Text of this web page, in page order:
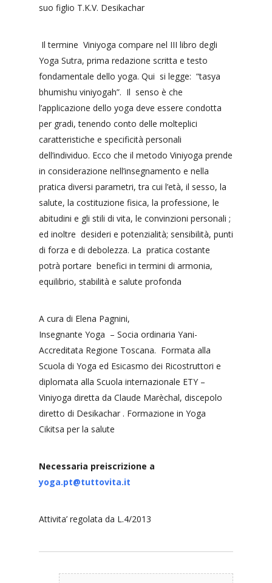
suo figlio T.K.V. Desikachar
Il termine Viniyoga compare nel III libro degli
Yoga Sutra, prima redazione scritta e testo
fondamentale dello yoga. Qui si legge: “tasya
bhumishu viniyogah”. Il senso è che
l’applicazione dello yoga deve essere condotta
per gradi, tenendo conto delle molteplici
caratteristiche e specificità personali
dell’individuo. Ecco che il metodo Viniyoga prende
in considerazione nell’insegnamento e nella
pratica diversi parametri, tra cui l’età, il sesso, la
salute, la costituzione fisica, la professione, le
abitudini e gli stili di vita, le convinzioni personali ;
ed inoltre desideri e potenzialità; sensibilità, punti
di forza e di debolezza. La pratica costante
potrà portare benefici in termini di armonia,
equilibrio, stabilità e salute profonda
A cura di Elena Pagnini,
Insegnante Yoga – Socia ordinaria Yani-
Accreditata Regione Toscana. Formata alla
Scuola di Yoga ed Esicasmo dei Ricostruttori e
diplomata alla Scuola internazionale ETY –
Viniyoga diretta da Claude Marèchal, discepolo
diretto di Desikachar . Formazione in Yoga
Cikitsa per la salute
Necessaria preiscrizione a
yoga.pt@tuttovita.it
Attivita’ regolata da L.4/2013